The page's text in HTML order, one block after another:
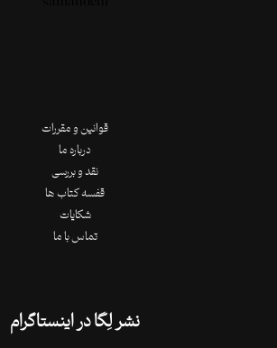
قوانین و مقررات
درباره ما
نقد و بررسی
قفسه کتاب ها
شکایات
تماس با ما
نشر لِگا در اینستاگرام